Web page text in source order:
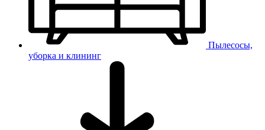
Пылесосы,
уборка и клининг